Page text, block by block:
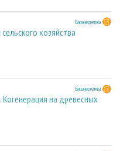
Биоэнергетика
хозяйства
Биоэнергетика
Когенерация на древесных